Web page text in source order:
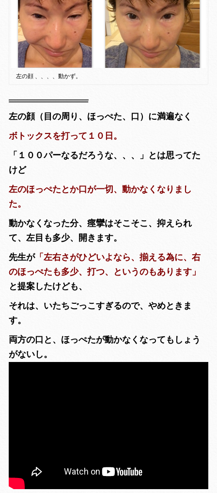
左の顔 、、、、動かず。
左の顔（目の周り、ほっぺた、口）に満遍なく
ボトックスを打って１０日。
「１００パーなるだろうな、、、」とは思ってた
けど
左のほっぺたとか口が一切、動かなくなりまし
た。
動かなくなった分、痙攣はそこそこ、抑えられ
て、左目も多少、開きます。
先生が「左右さがひどいよなら、揃える為に、右
のほっぺたも多少、打つ、というのもあります」
と提案したけども、
それは、いたちごっこすぎるので、やめときま
す。
両方の口と、ほっぺたが動かなくなってもしょう
がないし。